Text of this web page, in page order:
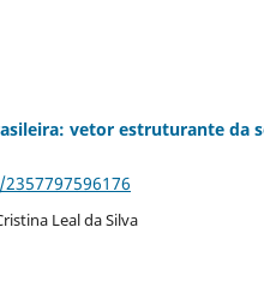
vetor estruturante da
Leal da Silva